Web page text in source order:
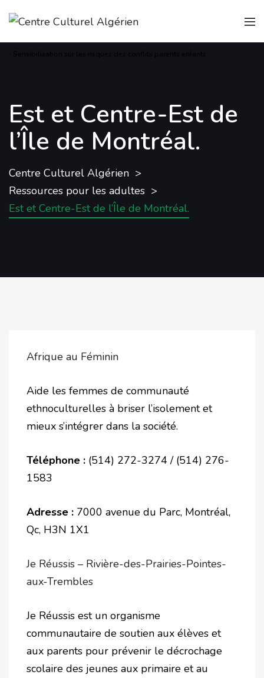
Sensibilisation sur les risques des conflits parents enfants
Est et Centre-Est de
l’Île de Montréal.
Centre Culturel Algérien
Ressources pour les adultes
Est et Centre-Est de l’Île de Montréal.
Afrique au Féminin
Aide les femmes de communauté
ethnoculturelles à briser l’isolement et
mieux s’intégrer dans la société.
Téléphone : (514) 272-3274 / (514) 276-
1583
Adresse : 7000 avenue du Parc, Montréal,
Qc, H3N 1X1
Je Réussis – Rivière-des-Prairies-Pointes-
aux-Trembles
Je Réussis est un organisme
communautaire de soutien aux élèves et
aux parents pour prévenir le décrochage
scolaire des jeunes aux primaire et au